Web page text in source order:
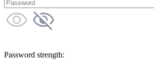
Password strength: